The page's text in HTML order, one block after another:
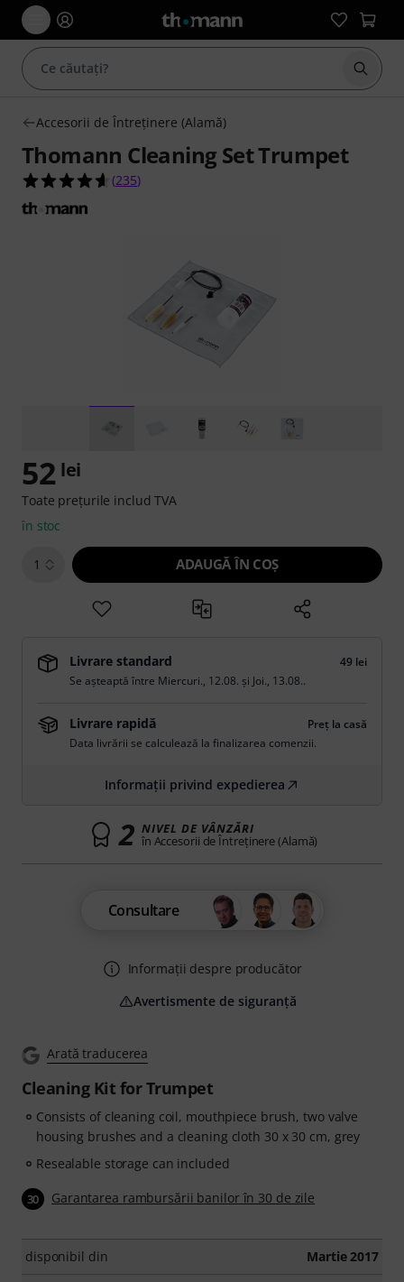
Accesorii de Întreţinere (Alamă)
Thomann Cleaning Set Trumpet
4.6 din 5 stele din 235 evaluări ale clienților
(235)
Arată traducerea
Cleaning Kit for Trumpet
Consists of cleaning coil, mouthpiece brush, two valve
housing brushes and a cleaning cloth 30 x 30 cm, grey
Resealable storage can included
30 Garantarea rambursării banilor în 30 de zile
disponibil din Martie 2017
52 lei
Toate prețurile includ TVA
în stoc
1 ADAUGĂ ÎN COŞ
Livrare standard
49 lei
Se așteaptă între Miercuri., 12.08. și Joi., 13.08..
Livrare rapidă
Preț la casă
Data livrării se calculează la finalizarea comenzii.
Informații privind expedierea
2 NIVEL DE VÂNZĂRI
în Accesorii de Întreţinere (Alamă)
Consultare
Informații despre producător
Avertismente de siguranță